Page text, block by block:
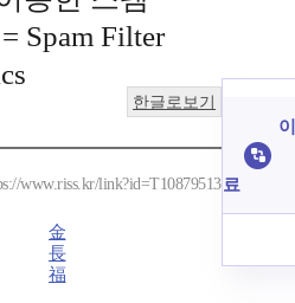
Spam Filter
한글로보기
www.riss.kr/link?id=T10879513
金
長
福
료